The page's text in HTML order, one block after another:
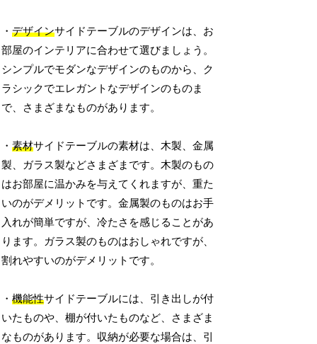
・デザインサイドテーブルのデザインは、お
部屋のインテリアに合わせて選びましょう。
シンプルでモダンなデザインのものから、ク
ラシックでエレガントなデザインのものま
で、さまざまなものがあります。
・素材サイドテーブルの素材は、木製、金属
製、ガラス製などさまざまです。木製のもの
はお部屋に温かみを与えてくれますが、重た
いのがデメリットです。金属製のものはお手
入れが簡単ですが、冷たさを感じることがあ
ります。ガラス製のものはおしゃれですが、
割れやすいのがデメリットです。
・機能性サイドテーブルには、引き出しが付
いたものや、棚が付いたものなど、さまざま
なものがあります。収納が必要な場合は、引